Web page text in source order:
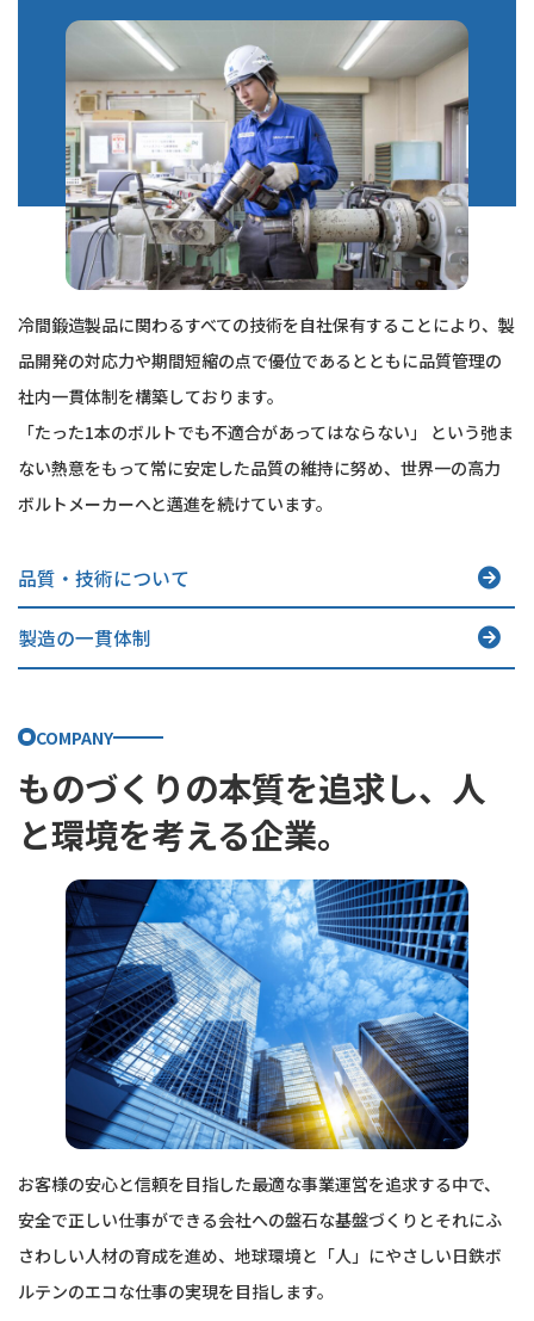
冷間鍛造製品に関わるすべての技術を自社保有することにより、製
品開発の対応力や期間短縮の点で優位であるとともに品質管理の
社内一貫体制を構築しております。
「たった1本のボルトでも不適合があってはならない」 という弛ま
ない熱意をもって常に安定した品質の維持に努め、世界一の高力
ボルトメーカーへと邁進を続けています。
品質・技術について
製造の一貫体制
ものづくりの本質を追求し、 人
と環境を考える企業。
COMPANY
お客様の安心と信頼を目指した最適な事業運営を追求する中で、
安全で正しい仕事ができる会社への盤石な基盤づくりとそれにふ
さわしい人材の育成を進め、地球環境と「人」にやさしい日鉄ボ
ルテンのエコな仕事の実現を目指します。